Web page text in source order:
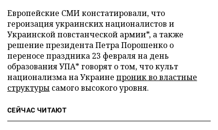
Европейские СМИ констатировали, что
героизация украинских националистов и
Украинской повстанческой армии*, а также
решение президента Петра Порошенко о
переносе праздника 23 февраля на день
образования УПА* говорят о том, что культ
национализма на Украине проник во властные
структуры самого высокого уровня.
СЕЙЧАС ЧИТАЮТ